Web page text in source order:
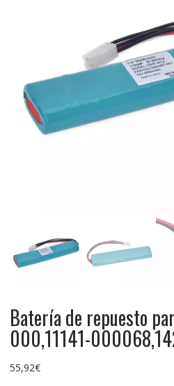
Batería de repuesto
000,11141-
55,92€